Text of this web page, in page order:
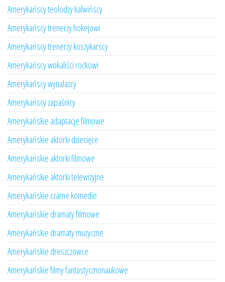
Amerykańscy teolodzy kalwińscy
Amerykańscy trenerzy hokejowi
Amerykańscy trenerzy koszykarscy
Amerykańscy wokaliści rockowi
Amerykańscy wynalazcy
Amerykańscy zapaśnicy
Amerykańskie adaptacje filmowe
Amerykańskie aktorki dziecięce
Amerykańskie aktorki filmowe
Amerykańskie aktorki telewizyjne
Amerykańskie czarne komedie
Amerykańskie dramaty filmowe
Amerykańskie dramaty muzyczne
Amerykańskie dreszczowce
Amerykańskie filmy fantastycznonaukowe